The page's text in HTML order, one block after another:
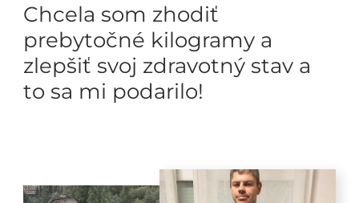
Chcela som zhodiť
prebytočné kilogramy a
zlepšiť svoj zdravotný stav a
to sa mi podarilo!